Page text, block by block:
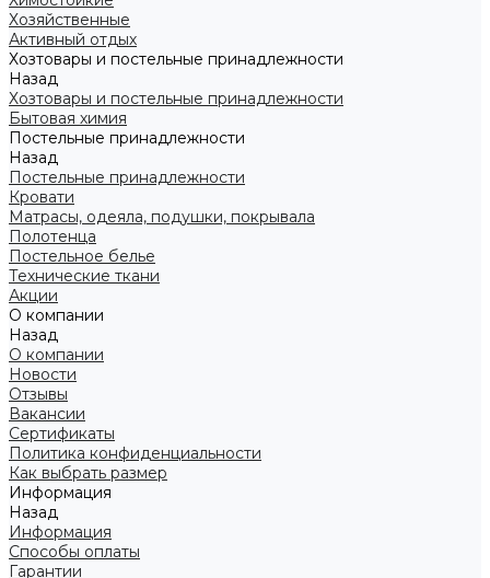
Хозяйственные
Активный отдых
Хозтовары и постельные принадлежности
Назад
Хозтовары и постельные принадлежности
Бытовая химия
Постельные принадлежности
Назад
Постельные принадлежности
Кровати
Матрасы, одеяла, подушки, покрывала
Полотенца
Постельное белье
Технические ткани
Акции
О компании
Назад
О компании
Новости
Отзывы
Вакансии
Сертификаты
Политика конфиденциальности
Как выбрать размер
Информация
Назад
Информация
Способы оплаты
Гарантии